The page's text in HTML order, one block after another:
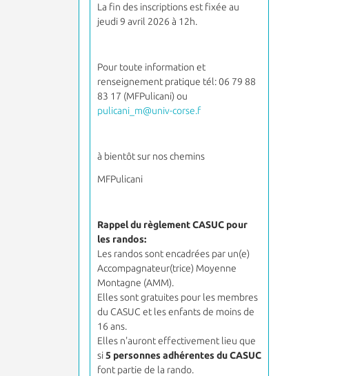
La fin des inscriptions est fixée au
jeudi 9 avril 2026 à 12h.
Pour toute information et
renseignement pratique tél: 06 79 88
83 17 (MFPulicani) ou
pulicani_m@univ-corse.f
à bientôt sur nos chemins
MFPulicani
Rappel du règlement CASUC pour
les randos:
Les randos sont encadrées par un(e)
Accompagnateur(trice) Moyenne
Montagne (AMM).
Elles sont gratuites pour les membres
du CASUC et les enfants de moins de
16 ans.
Elles n'auront effectivement lieu que
si5 personnes adhérentes du CASUC
font partie de la rando.